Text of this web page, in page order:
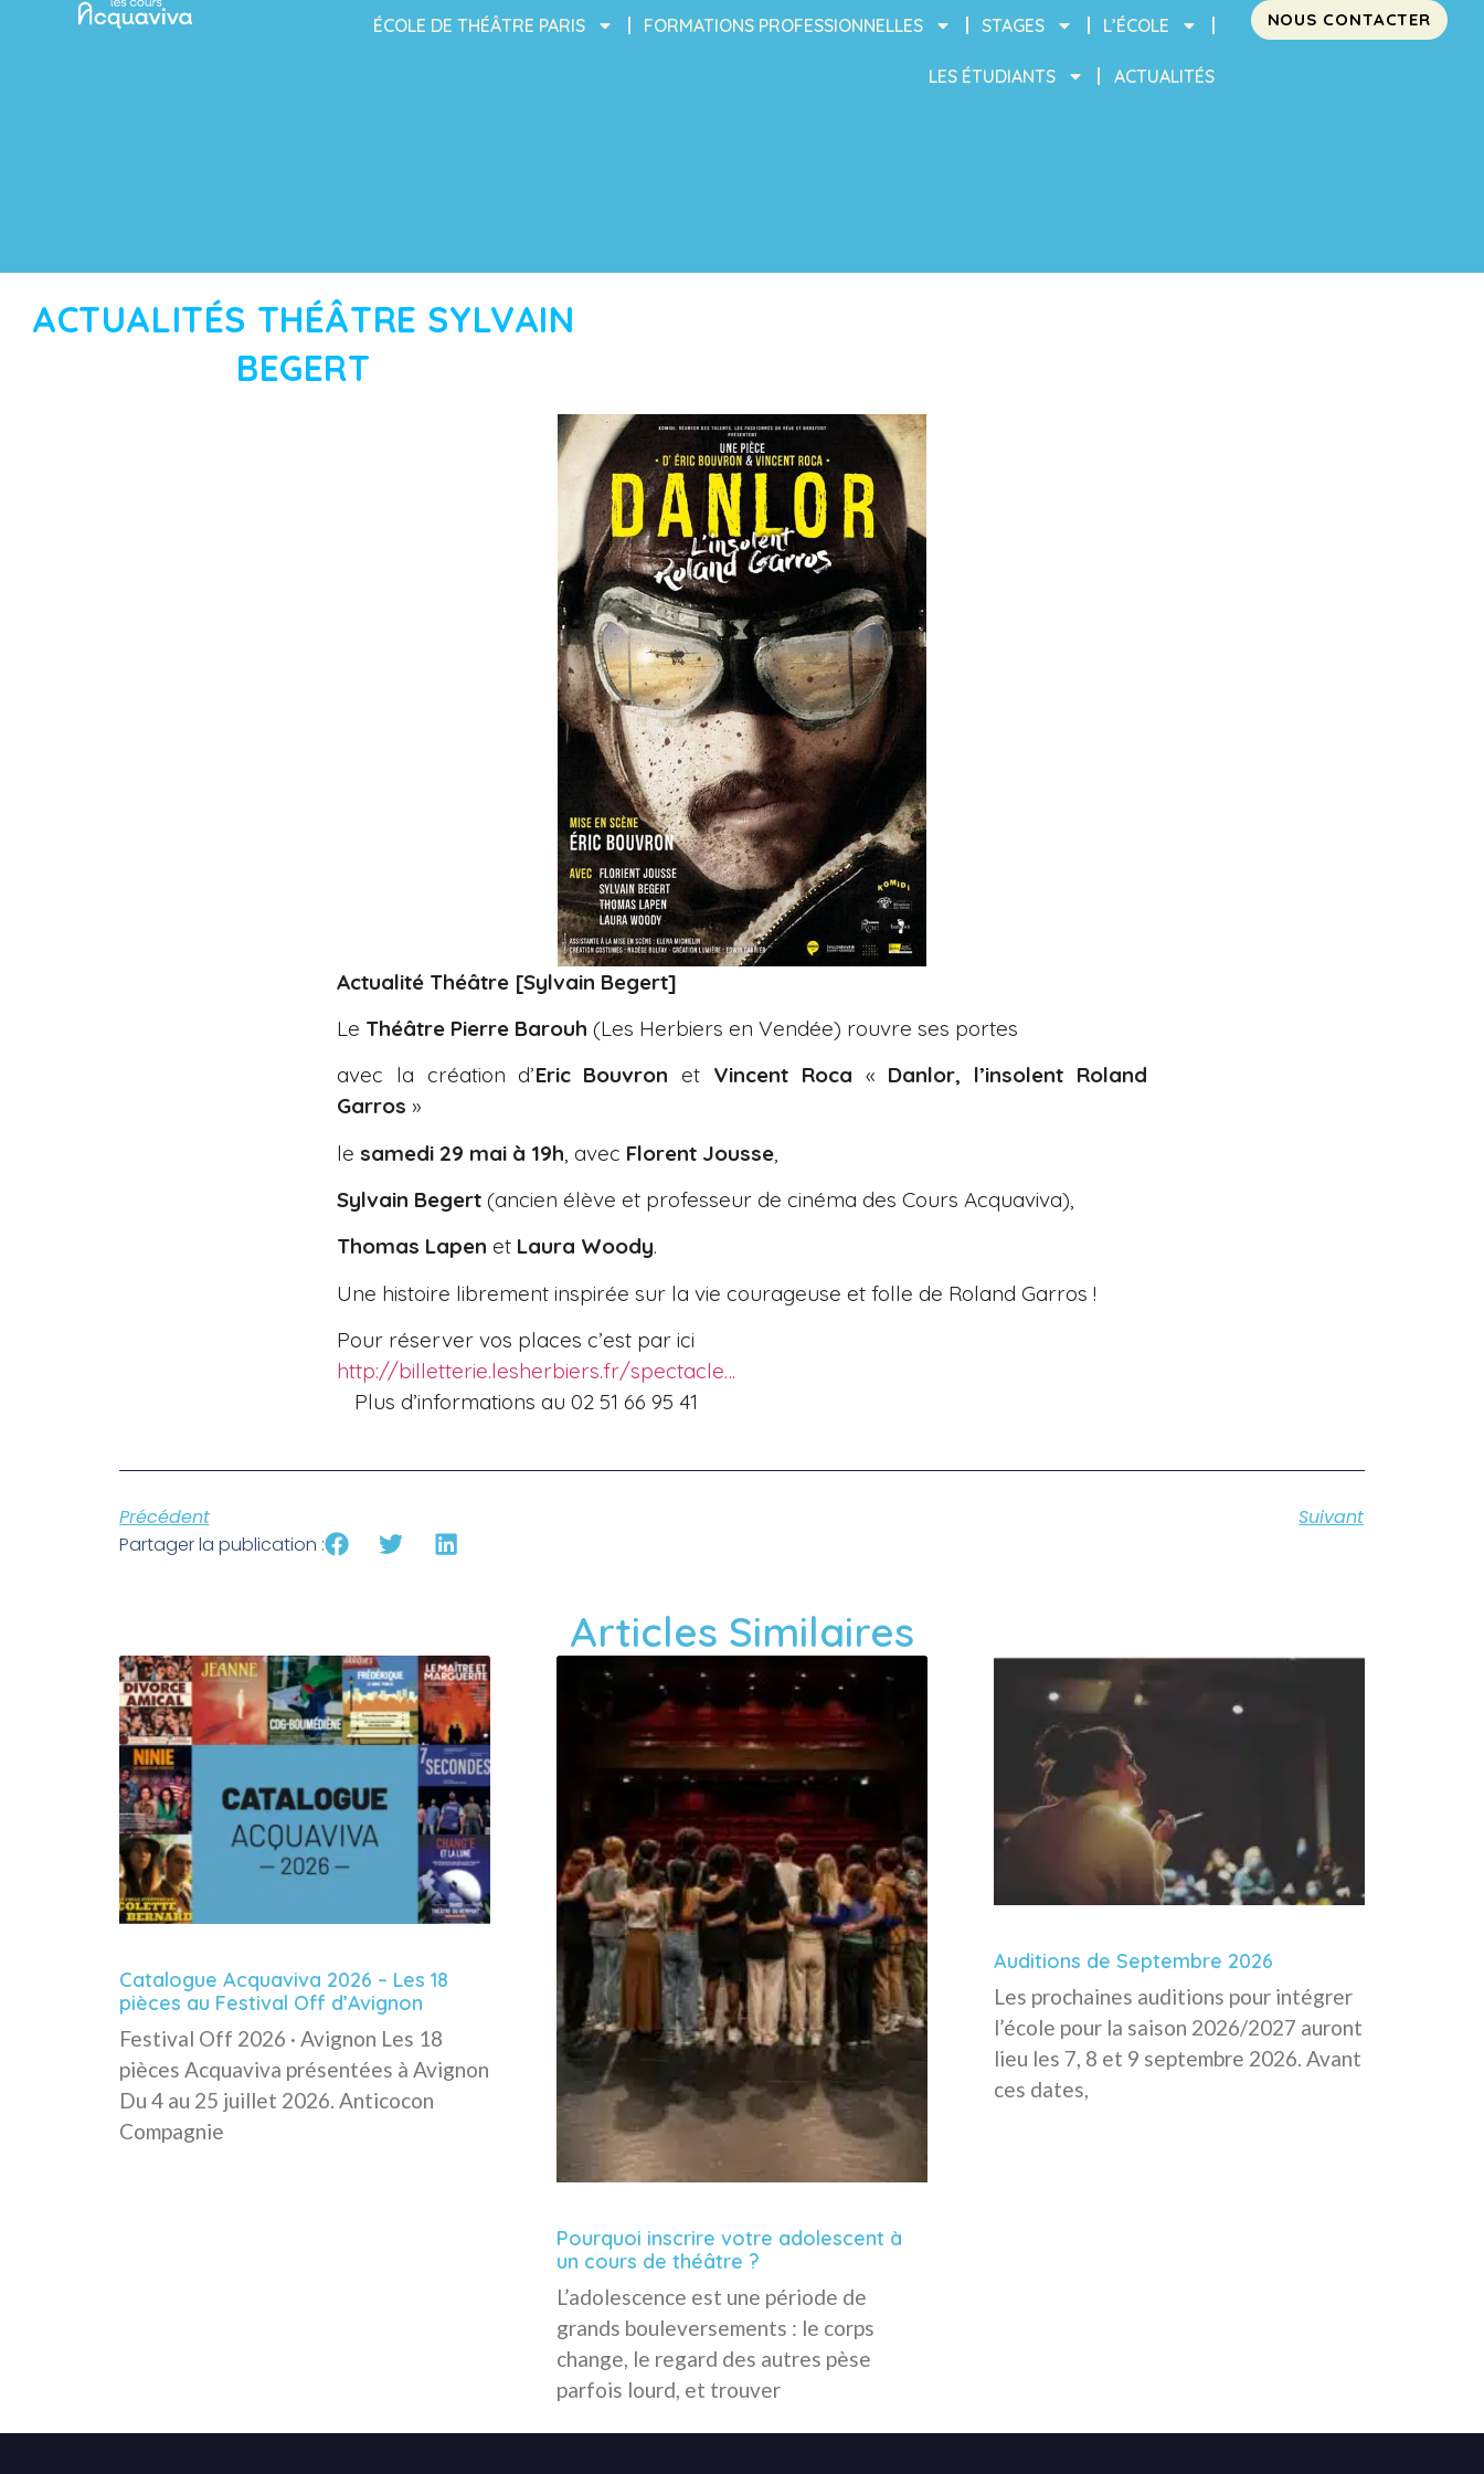
ÉCOLE DE THÉÂTRE PARIS FORMATIONS PROFESSIONNELLES STAGES L’ÉCOLE
LES ÉTUDIANTS ACTUALITÉS
NOUS CONTACTER
ACTUALITÉS THÉÂTRE SYLVAIN
BEGERT
Actualité Théâtre [Sylvain Begert]
Le Théâtre Pierre Barouh (Les Herbiers en Vendée) rouvre ses portes
avec la création d’Eric Bouvron et Vincent Roca « Danlor, l’insolent Roland
Garros »
lesamedi 29 mai à 19h , avec Florent Jousse
Sylvain Begert(ancien élève et professeur de cinéma des Cours Acquaviva),
Thomas Lapen et Laura Woody.
Une histoire librement inspirée sur la vie courageuse et folle de Roland Garros !
Pour réserver vos places c’est par ici
http://billetterie.lesherbiers.fr/spectacle…
Plus d’informations au 02 51 66 95 41
Précédent
Suivant
Partager la publication :
Articles Similaires
Catalogue Acquaviva 2026 – Les 18
pièces au Festival Off d’Avignon
Festival Off 2026 · Avignon Les 18
pièces Acquaviva présentées à Avignon
Du 4 au 25 juillet 2026. Anticocon
Compagnie
Pourquoi inscrire votre adolescent à
un cours de théâtre ?
L’adolescence est une période de
grands bouleversements : le corps
change, le regard des autres pèse
parfois lourd, et trouver
Auditions de Septembre 2026
Les prochaines auditions pour intégrer
l’école pour la saison 2026/2027 auront
lieu les 7, 8 et 9 septembre 2026. Avant
ces dates,